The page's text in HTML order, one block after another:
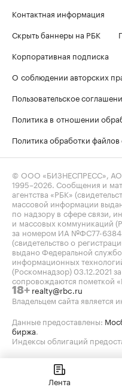
Контактная информация
Скрыть баннеры на РБК
Корпоративная подписка
О соблюдении авторских
Пользовательское
Политика в отношении
Политика обработки
© ООО «БИЗНЕСПРЕСС»,
1995–2026. Сообщения и
агентства «РБК»
массовой информации
по надзору в сфере связи,
и массовых коммуникаций
за номером ИА №ФС77-
(свидетельство о
выдано Федеральной
информационных
(Роскомнадзор) 03.12.2021
сопровождаются пометкой
18+ realty@rbc.ru
Владельцем сайта является
Данные предоставлены:
биржа.
Индексы облигаций
Лента